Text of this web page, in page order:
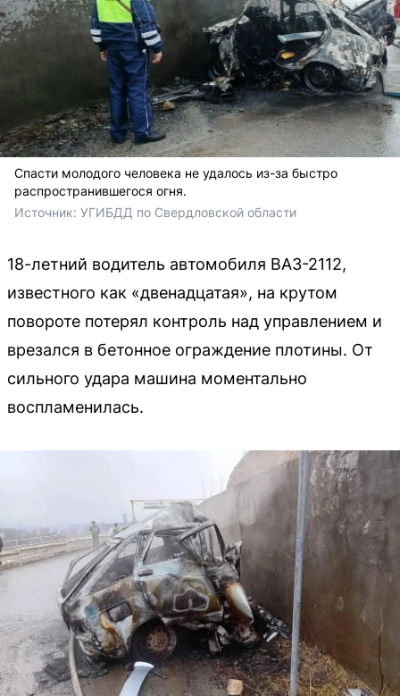
Спасти молодого человека не удалось из-за быстро
распространившегося огня.
Источник: УГИБДД по Свердловской области
18-летний водитель автомобиля ВАЗ-2112,
известного как «двенадцатая», на крутом
повороте потерял контроль над управлением и
врезался в бетонное ограждение плотины. От
сильного удара машина моментально
воспламенилась.